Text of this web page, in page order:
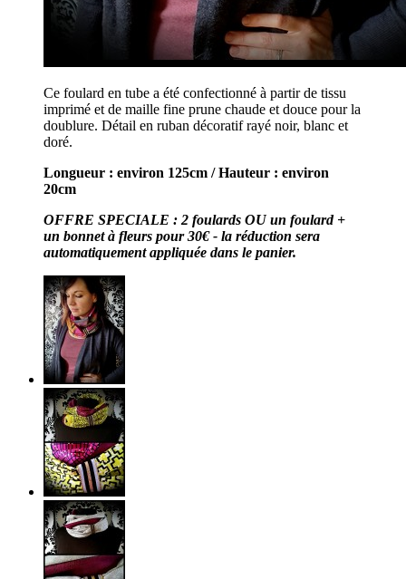
Ce foulard en tube a été confectionné à partir de tissu
imprimé et de maille fine prune chaude et douce pour la
doublure. Détail en ruban décoratif rayé noir, blanc et
doré.
Longueur : environ 125cm / Hauteur : environ
20cm
OFFRE SPECIALE : 2 foulards OU un foulard +
un bonnet à fleurs pour 30€ - la réduction sera
automatiquement appliquée dans le panier.